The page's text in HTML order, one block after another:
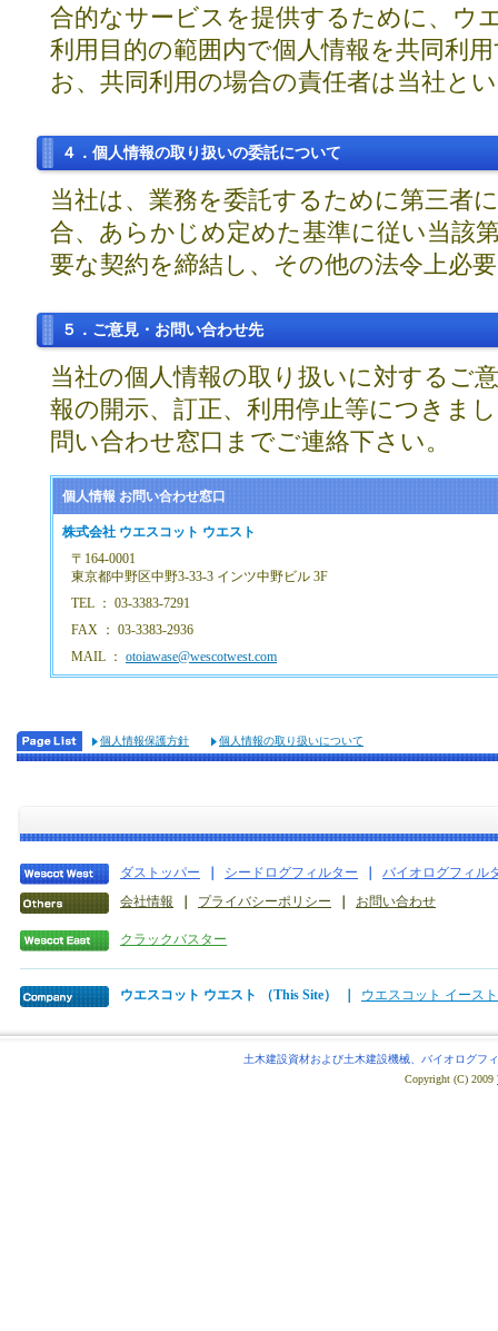
合的なサービスを提供するために、ウ
利用目的の範囲内で個人情報を共同利
お、共同利用の場合の責任者は当社と
４．個人情報の取り扱いの委託について
当社は、業務を委託するために第三者
合、あらかじめ定めた基準に従い当該
要な契約を締結し、その他の法令上必
５．ご意見・お問い合わせ先
当社の個人情報の取り扱いに対するご
報の開示、訂正、利用停止等につきま
問い合わせ窓口までご連絡下さい。
個人情報 お問い合わせ窓口
株式会社 ウエスコット ウエスト
〒164-0001
東京都中野区中野3-33-3 インツ中野ビル 3F
TEL ： 03-3383-7291
FAX ： 03-3383-2936
MAIL ： otoiawase@wescotwest.com
個人情報保護方針 個人情報の取り扱いについて
ダストッパー シードログフィルター
バイオログフィル
会社情報
プライバシーポリシー お問い合わせ
クラックバスター
ウエスコット ウエスト （This Site） ウエスコット イースト
土木建設資材および土木建設機械、バイオログフ
Copyright (C) 2009